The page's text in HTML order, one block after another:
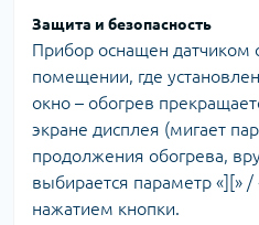
Защита и безопасность
Прибор оснащен датчиком
помещении, где
окно – обогрев
экране дисплея (мигает
продолжения обогрева,
выбирается параметр «][» /
нажатием кнопки.